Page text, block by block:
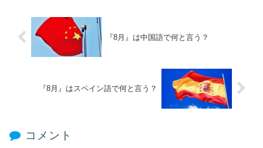
『8月』は中国語で何と言う？
『8月』はスペイン語で何と言う？
コメント